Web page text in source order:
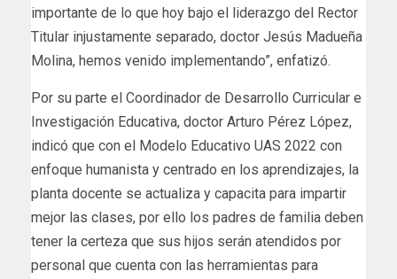
importante de lo que hoy bajo el liderazgo del Rector
Titular injustamente separado, doctor Jesús Madueña
Molina, hemos venido implementando”, enfatizó.
Por su parte el Coordinador de Desarrollo Curricular e
Investigación Educativa, doctor Arturo Pérez López,
indicó que con el Modelo Educativo UAS 2022 con
enfoque humanista y centrado en los aprendizajes, la
planta docente se actualiza y capacita para impartir
mejor las clases, por ello los padres de familia deben
tener la certeza que sus hijos serán atendidos por
personal que cuenta con las herramientas para